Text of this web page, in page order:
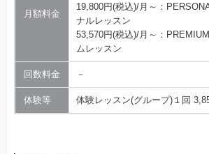
月額料金
19,800円(税込)/月～：
ナルレッスン
53,570円(税込)/月～：
ムレッスン
回数料金 －
体験等 体験レッスン(グループ)１回